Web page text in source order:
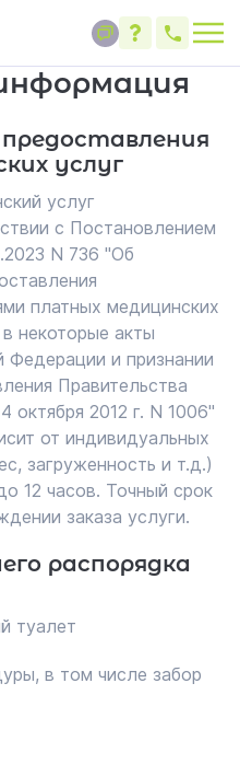
услуг
услуг
с Постановлением
N 736 "Об
платных медицинских
некоторые акты
Федерации и признании
Правительства
октября 2012 г. N 1006"
от индивидуальных
загруженность и т.д.)
12 часов. Точный срок
заказа услуги.
распорядка
туалет
в том числе забор